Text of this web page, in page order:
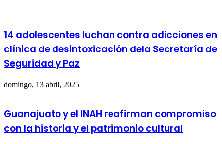
14 adolescentes luchan contra adicciones en
clínica de desintoxicación dela Secretaría de
Seguridad y Paz
domingo, 13 abril, 2025
Guanajuato y el INAH reafirman compromiso
con la historia y el patrimonio cultural